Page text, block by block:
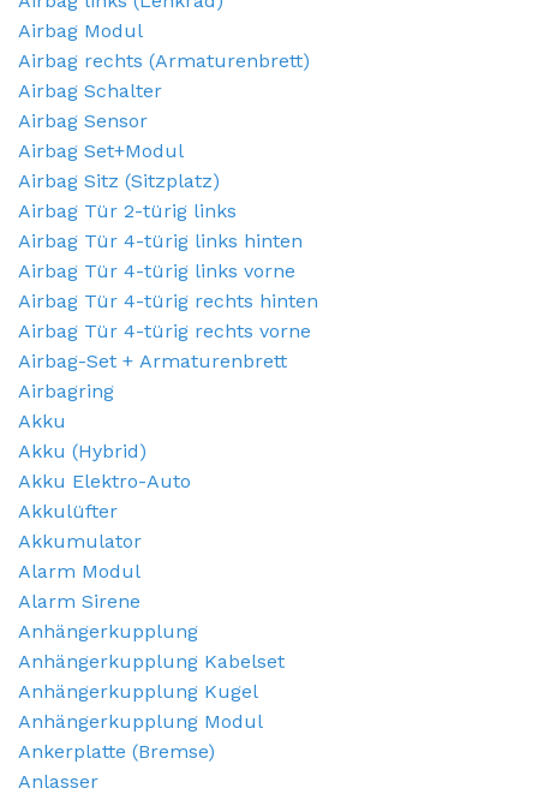
Airbag Modul
Airbag rechts (Armaturenbrett)
Airbag Schalter
Airbag Sensor
Airbag Set+Modul
Airbag Sitz (Sitzplatz)
Airbag Tür 2-türig links
Airbag Tür 4-türig links hinten
Airbag Tür 4-türig links vorne
Airbag Tür 4-türig rechts hinten
Airbag Tür 4-türig rechts vorne
Airbag-Set + Armaturenbrett
Airbagring
Akku
Akku (Hybrid)
Akku Elektro-Auto
Akkulüfter
Akkumulator
Alarm Modul
Alarm Sirene
Anhängerkupplung
Anhängerkupplung Kabelset
Anhängerkupplung Kugel
Anhängerkupplung Modul
Ankerplatte (Bremse)
Anlasser